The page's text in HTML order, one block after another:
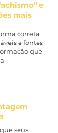
e
mais
correta,
e fontes
que
seus